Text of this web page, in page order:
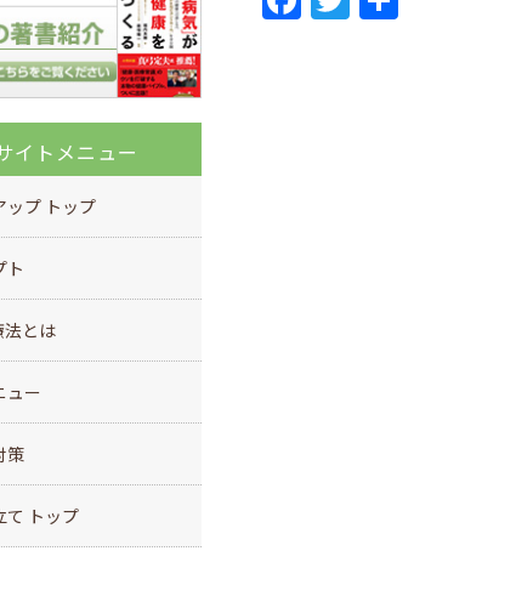
イトメニュー
ップ トップ
ト
法とは
ュー
策
て トップ